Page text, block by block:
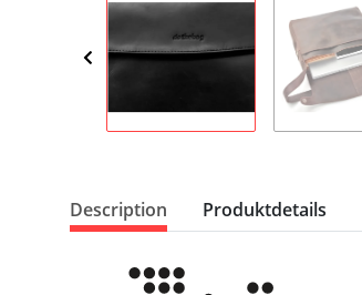
Description Produktdetails